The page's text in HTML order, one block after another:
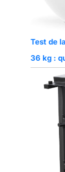
Test de
36 kg :